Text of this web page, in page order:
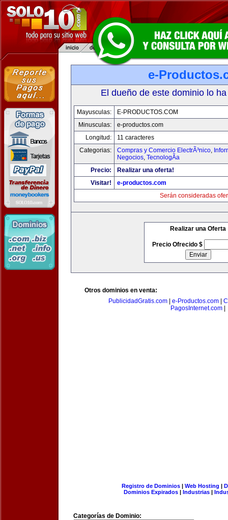
e-
El dueño de este dominio lo
Mayusculas:
E-PRODUCTOS.COM
Minusculas:
e-productos.com
Longitud:
11 caracteres
Categorias:
Compras y Comercio ElectrÃ³nico,
Negocios, TecnologÃ­a
Precio:
Realizar una oferta!
Visitar!
e-productos.com
Serán consideradas
Realizar una Oferta
Precio Ofrecido $
Otros dominios en venta:
PublicidadGratis.com
e-Productos.com
PagosInternet.com
Registro de Dominios| Web Hosting |
Dominios Expirados | Industrias |
Categorías de Dominio: